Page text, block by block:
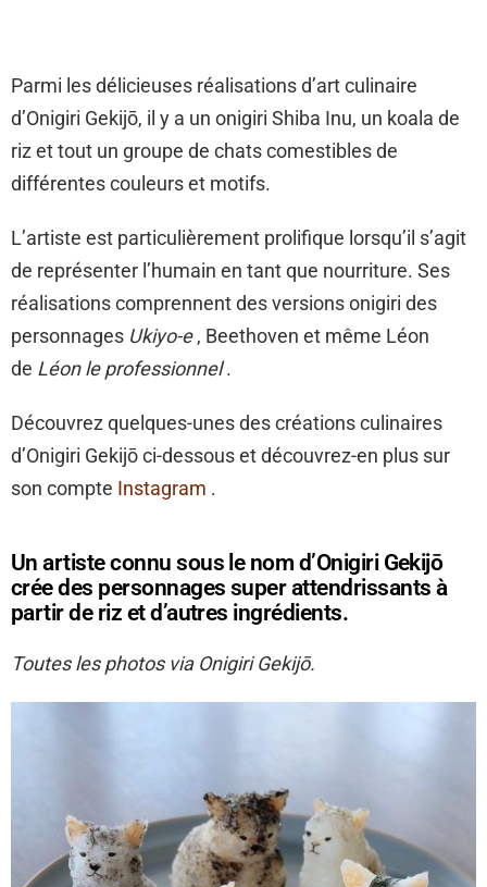
Parmi les délicieuses réalisations d’art culinaire
d’Onigiri Gekijō, il y a un onigiri Shiba Inu, un koala de
riz et tout un groupe de chats comestibles de
différentes couleurs et motifs.
L’artiste est particulièrement prolifique lorsqu’il s’agit
de représenter l’humain en tant que nourriture. Ses
réalisations comprennent des versions onigiri des
personnages Ukiyo-e, Beethoven et même Léon
de Léon le professionnel.
Découvrez quelques-unes des créations culinaires
d’Onigiri Gekijō ci-dessous et découvrez-en plus sur
son compte Instagram .
Un artiste connu sous le nom d’Onigiri Gekijō
crée des personnages super attendrissants à
partir de riz et d’autres ingrédients.
Toutes les photos via Onigiri Gekijō.